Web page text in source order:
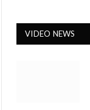
VIDEO NEWS